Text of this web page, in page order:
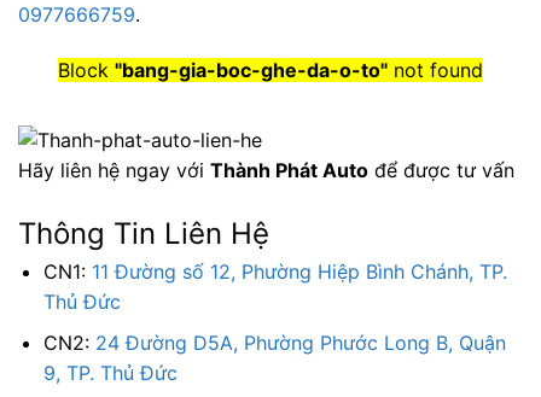
0977666759.
Block "bang-gia-boc-ghe-da-o-to" not found
Hãy liên hệ ngay với Thành Phát Auto để được tư vấn
Thông Tin Liên Hệ
CN1: 11 Đường số 12, Phường Hiệp Bình Chánh, TP.
Thủ Đức
CN2: 24 Đường D5A, Phường Phước Long B, Quận
9, TP. Thủ Đức